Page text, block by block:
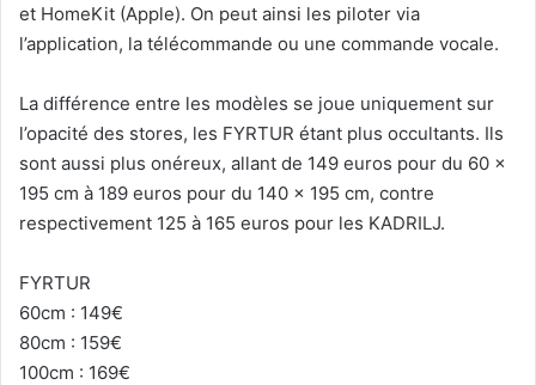
et HomeKit (Apple). On peut ainsi les piloter via
l’application, la télécommande ou une commande vocale.
La différence entre les modèles se joue uniquement sur
l’opacité des stores, les FYRTUR étant plus occultants. Ils
sont aussi plus onéreux, allant de 149 euros pour du 60 x
195 cm à 189 euros pour du 140 x 195 cm, contre
respectivement 125 à 165 euros pour les KADRILJ.
FYRTUR
60cm : 149€
80cm : 159€
100cm : 169€